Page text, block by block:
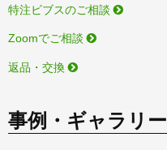
特注ビブスのご相談
Zoomでご相談
返品・交換
事例・ギャラリー